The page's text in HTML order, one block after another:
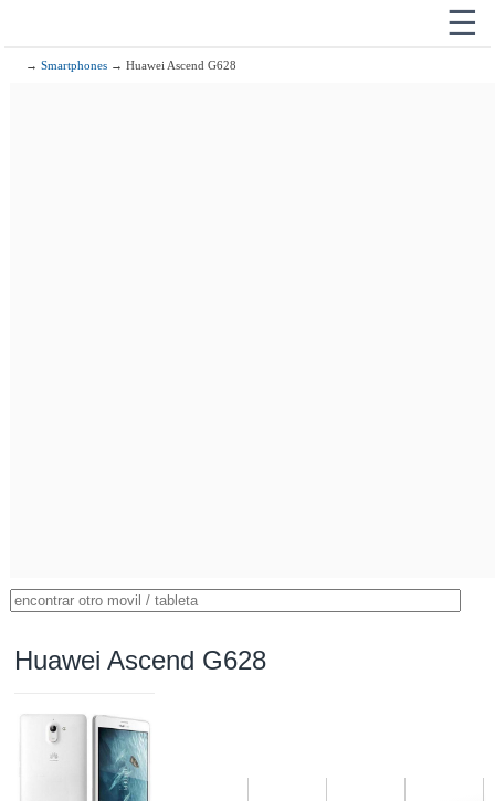
☰
→Smartphones → Huawei Ascend G628
Huawei Ascend G628